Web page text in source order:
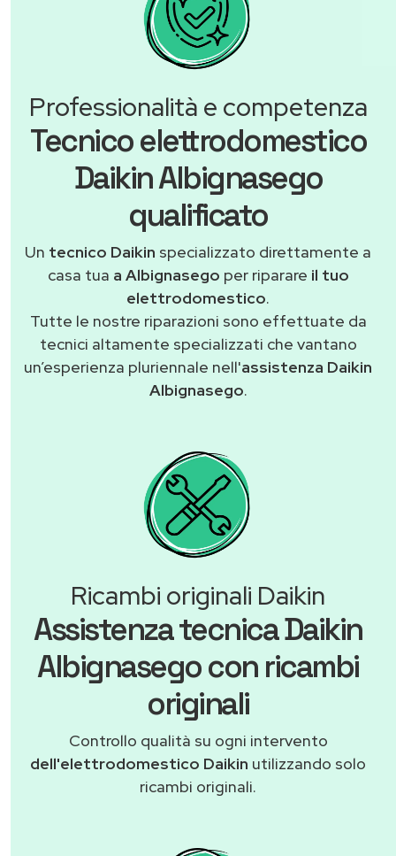
Professionalità e competenza
Tecnico elettrodomestico
Daikin Albignasego
qualificato
Un tecnico Daikin specializzato direttamente a
casa tua a Albignasego per riparare il tuo
elettrodomestico.
Tutte le nostre riparazioni sono effettuate da
tecnici altamente specializzati che vantano
un’esperienza pluriennale nell'assistenza Daikin
Albignasego.
Ricambi originali Daikin
Assistenza tecnica Daikin
Albignasego con ricambi
originali
Controllo qualità su ogni intervento
dell'elettrodomestico Daikin utilizzando solo
ricambi originali.